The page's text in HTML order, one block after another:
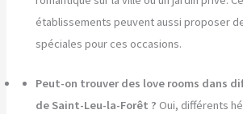
établissements peuvent aussi proposer
spéciales pour ces occasions.
Peut-on trouver des love rooms dans
de Saint-Leu-la-Forêt ? Oui, différents